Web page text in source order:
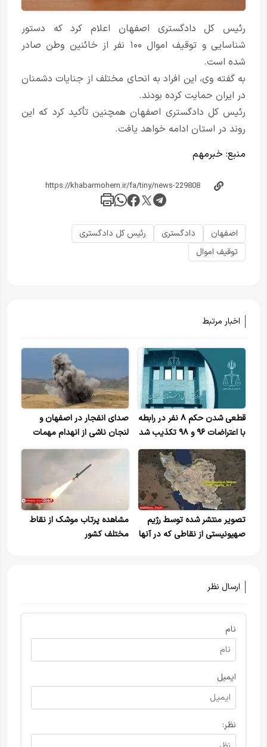
رئیس کل دادگستری اصفهان اعلام کرد که دستور
شناسایی و توقیف اموال ۱۰۰ نفر از خائنین وطن صادر
شده است.
به گفته وی، این افراد به انحای مختلف از جنایات دشمنان
در ایران حمایت کرده بودند.
رئیس کل دادگستری اصفهان همچنین تأکید کرد که این
روند در استان ادامه خواهد یافت.
منبع: خبر‌مهم
اصفهان دادگستری
رئیس کل دادگستری
توقیف اموال
اخبار مرتبط
قطعی شدن حکم ۸ نفر در رابطه
با اعتراضات ۹۶ و ۹۸ تکذیب شد
صدای انفجار در اصفهان و
لنجان ناشی از انهدام مهمات
بازمانده از جنگ
تصویر منتشر شده توسط رژیم
صهیونیستی از نقاطی که در آنها
مشاهده پرتاب موشک از نقاط
مختلف کشور
ارسال نظر
نام
ایمیل
نظر: